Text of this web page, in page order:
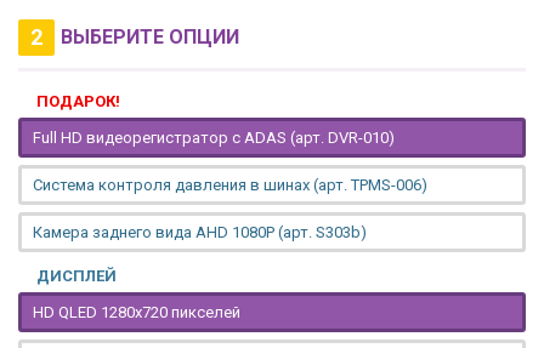
2 ВЫБЕРИТЕ ОПЦИИ
ПОДАРОК!
Full HD видеорегистратор с ADAS (арт. DVR-010)
Система контроля давления в шинах (арт. TPMS-006)
Камера заднего вида AHD 1080P (арт. S303b)
ДИСПЛЕЙ
HD QLED 1280x720 пикселей